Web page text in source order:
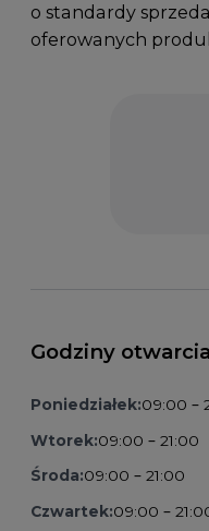
o standardy
oferowanych
Godziny otwarcia
Poniedziałek:09:00 –
Wtorek:09:00 – 21:00
Środa:09:00 – 21:00
Czwartek:09:00 –